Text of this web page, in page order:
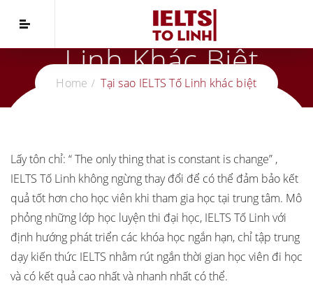
Tại Sao IELTS Tố
Linh Khác Biệt
Home Tại sao IELTS Tố Linh khác biệt
Lấy tôn chỉ: “ The only thing that is constant is change” ,
IELTS Tố Linh không ngừng thay đổi để có thể đảm bảo kết
quả tốt hơn cho học viên khi tham gia học tại trung tâm. Mô
phỏng những lớp học luyện thi đại học, IELTS Tố Linh với
định hướng phát triển các khóa học ngắn hạn, chỉ tập trung
dạy kiến thức IELTS nhằm rút ngắn thời gian học viên đi học
và có kết quả cao nhất và nhanh nhất có thể.